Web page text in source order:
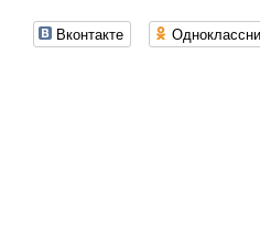
Вконтакте